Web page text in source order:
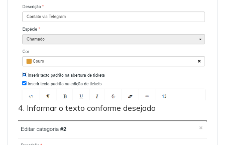
4. Informar o texto conforme desejado